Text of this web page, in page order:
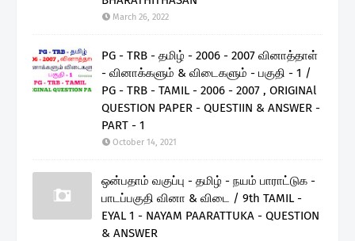
March 26, 2022
PG - TRB - தமிழ் - 2006 - 2007 வினாத்தாள்
- வினாக்களும் & விடைகளும் - பகுதி - 1 /
PG - TRB - TAMIL - 2006 - 2007 , ORIGINAl
QUESTION PAPER - QUESTIIN & ANSWER -
PART - 1
October 14, 2021
ஒன்பதாம் வகுப்பு - தமிழ் - நயம் பாராட்டுக -
பாடப்பகுதி வினா & விடை / 9th TAMIL -
EYAL 1 - NAYAM PAARATTUKA - QUESTION
& ANSWER